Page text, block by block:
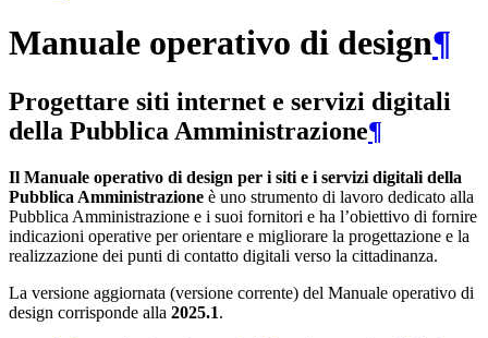
Manuale operativo di design¶
Progettare siti internet e servizi digitali
della Pubblica Amministrazione¶
Il Manuale operativo di design per i siti e i servizi digitali della
Pubblica Amministrazione è uno strumento di lavoro dedicato alla
Pubblica Amministrazione e i suoi fornitori e ha l’obiettivo di fornire
indicazioni operative per orientare e migliorare la progettazione e la
realizzazione dei punti di contatto digitali verso la cittadinanza.
La versione aggiornata (versione corrente) del Manuale operativo di
design corrisponde alla 2025.1.